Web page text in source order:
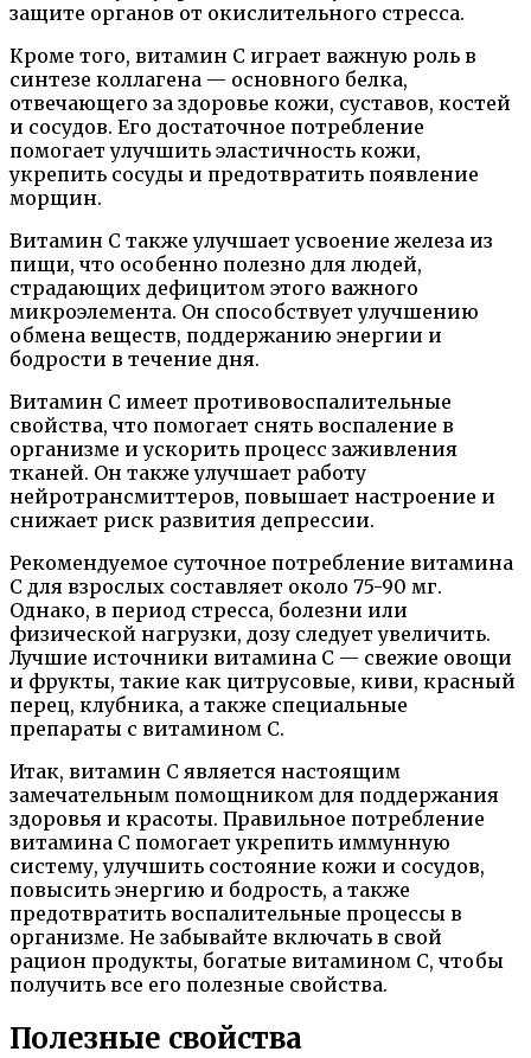
защите органов от окислительного стресса.
Кроме того, витамин C играет важную роль в
синтезе коллагена — основного белка,
отвечающего за здоровье кожи, суставов, костей
и сосудов. Его достаточное потребление
помогает улучшить эластичность кожи,
укрепить сосуды и предотвратить появление
морщин.
Витамин C также улучшает усвоение железа из
пищи, что особенно полезно для людей,
страдающих дефицитом этого важного
микроэлемента. Он способствует улучшению
обмена веществ, поддержанию энергии и
бодрости в течение дня.
Витамин C имеет противовоспалительные
свойства, что помогает снять воспаление в
организме и ускорить процесс заживления
тканей. Он также улучшает работу
нейротрансмиттеров, повышает настроение и
снижает риск развития депрессии.
Рекомендуемое суточное потребление витамина
C для взрослых составляет около 75-90 мг.
Однако, в период стресса, болезни или
физической нагрузки, дозу следует увеличить.
Лучшие источники витамина C — свежие овощи
и фрукты, такие как цитрусовые, киви, красный
перец, клубника, а также специальные
препараты с витамином C.
Итак, витамин C является настоящим
замечательным помощником для поддержания
здоровья и красоты. Правильное потребление
витамина C помогает укрепить иммунную
систему, улучшить состояние кожи и сосудов,
повысить энергию и бодрость, а также
предотвратить воспалительные процессы в
организме. Не забывайте включать в свой
рацион продукты, богатые витамином C, чтобы
получить все его полезные свойства.
Полезные свойства